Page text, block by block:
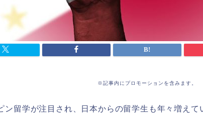
※記事内にプロモーションを含みます。
ン留学が注目され、日本からの留学生も年々増えて